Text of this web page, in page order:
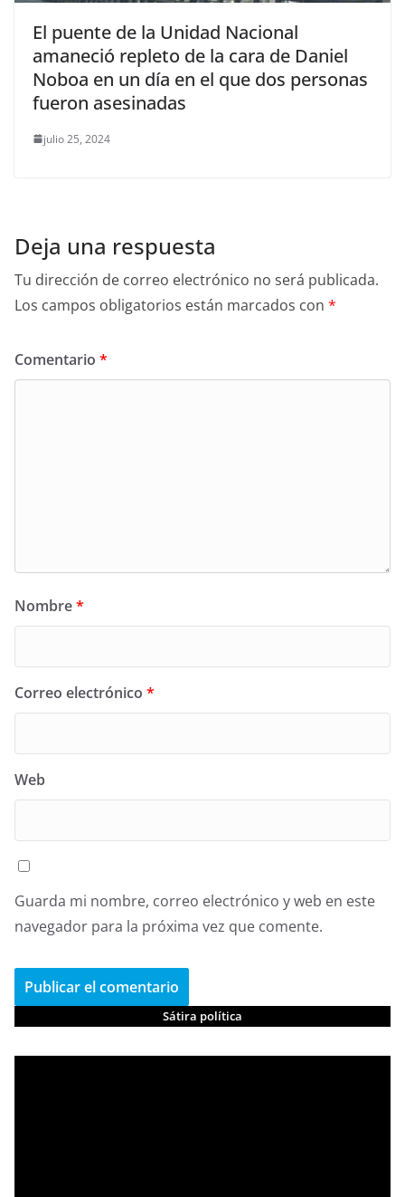
El puente de la Unidad Nacional
amaneció repleto de la cara de Daniel
Noboa en un día en el que dos personas
fueron asesinadas
julio 25, 2024
Deja una respuesta
Tu dirección de correo electrónico no será publicada.
Los campos obligatorios están marcados con *
Comentario *
Nombre*
Correo electrónico *
Web
Guarda mi nombre, correo electrónico y web en este
navegador para la próxima vez que comente.
Sátira política